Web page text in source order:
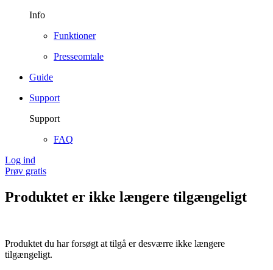
Info
Funktioner
Presseomtale
Guide
Support
Support
FAQ
Log ind
Prøv gratis
Produktet er ikke længere tilgængeligt
Produktet du har forsøgt at tilgå er desværre ikke længere
tilgængeligt.